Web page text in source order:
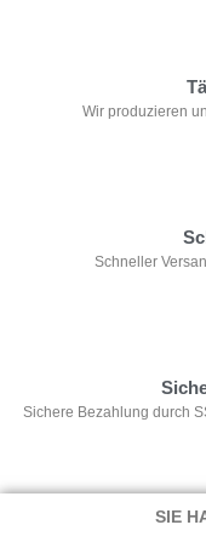
Wir produzieren
Schneller
Sichere Bezahlung durch
SIE